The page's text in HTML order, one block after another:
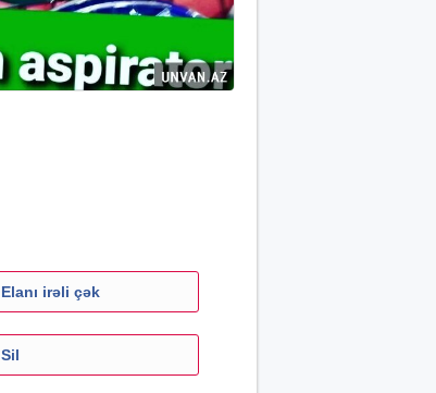
Elanı irəli çək
Sil